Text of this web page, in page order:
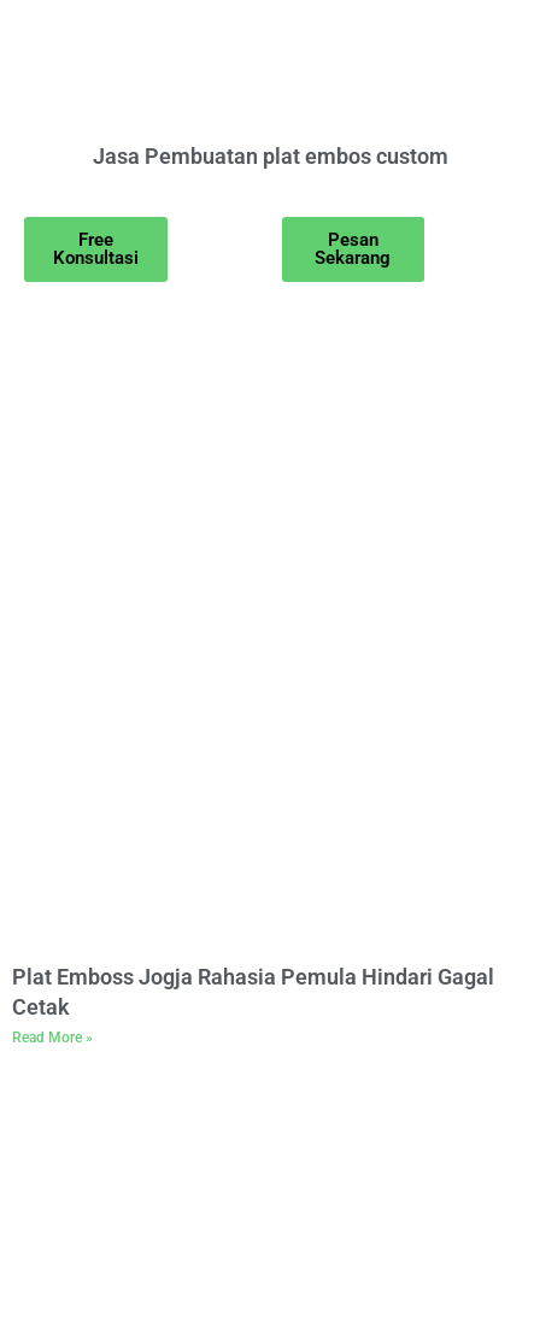
Jasa Pembuatan plat embos custom
Free
Konsultasi
Pesan
Sekarang
Plat Emboss Jogja Rahasia Pemula Hindari Gagal
Cetak
Read More »